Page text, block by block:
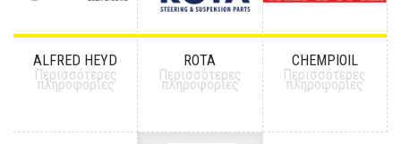
ALFRED HEYD
Περισσότερες
πληροφορίες
ROTA
Περισσότερες
πληροφορίες
CHEMPIOIL
Περισσότερες
πληροφορίες